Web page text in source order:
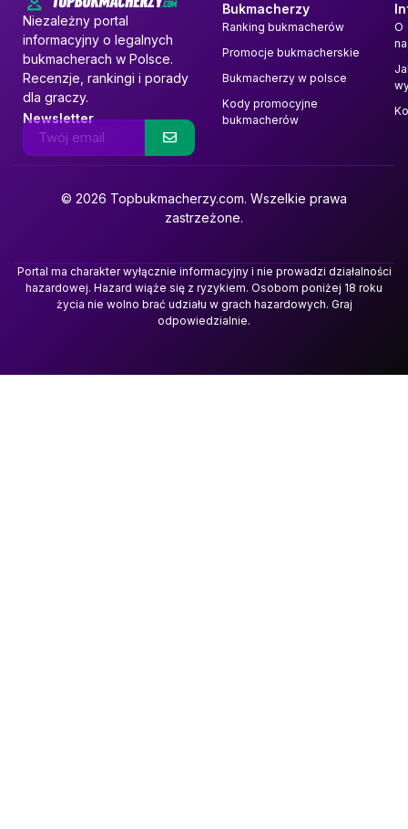
Niezależny portal
informacyjny o legalnych
bukmacherach w Polsce.
Recenzje, rankingi i porady
dla graczy.
Newsletter
Bukmacherzy
Ranking bukmacherów
Promocje bukmacherskie
Bukmacherzy w polsce
Kody promocyjne
bukmacherów
O
© 2026 Topbukmacherzy.com. Wszelkie prawa
zastrzeżone.
Portal ma charakter wyłącznie informacyjny i nie prowadzi działalności
hazardowej. Hazard wiąże się z ryzykiem. Osobom poniżej 18 roku
życia nie wolno brać udziału w grach hazardowych. Graj
odpowiedzialnie.